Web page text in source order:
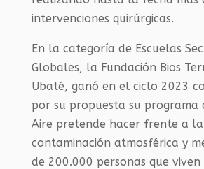
intervenciones quirúrgicas.
En la categoría de Escuelas
Globales, la Fundación Bios
Ubaté, ganó en el ciclo 2023
por su propuesta su programa
Aire pretende hacer frente a la
contaminación atmosférica y
de 200.000 personas que viven